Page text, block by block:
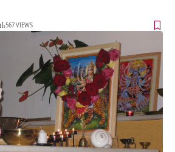
567 VIEWS